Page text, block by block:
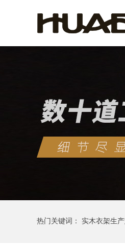
热门关键词： 实木衣架生产